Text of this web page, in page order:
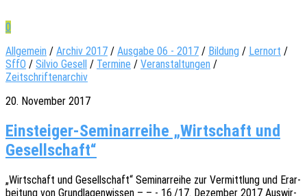
0
Allgemein / Archiv 2017 / Ausgabe 06 - 2017 / Bildung / Lernort /
SffO / Silvio Gesell / Termine / Veranstaltungen /
Zeitschriftenarchiv
20. November 2017
Einsteiger-Seminarreihe „Wirtschaft und
Gesellschaft“
„Wirt­schaft und Gesell­schaft“ Semi­nar­rei­he zur Vermitt­lung und Erar­
bei­tung von Grund­la­gen­wis­sen – – - 16./17. Dezem­ber 2017 Auswir­